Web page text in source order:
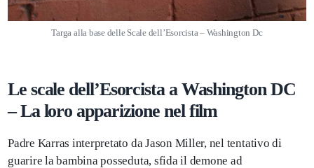
Targa alla base delle Scale dell’Esorcista – Washington Dc
Le scale dell’Esorcista a Washington DC
– La loro apparizione nel film
Padre Karras interpretato da Jason Miller, nel tentativo di
guarire la bambina posseduta, sfida il demone ad